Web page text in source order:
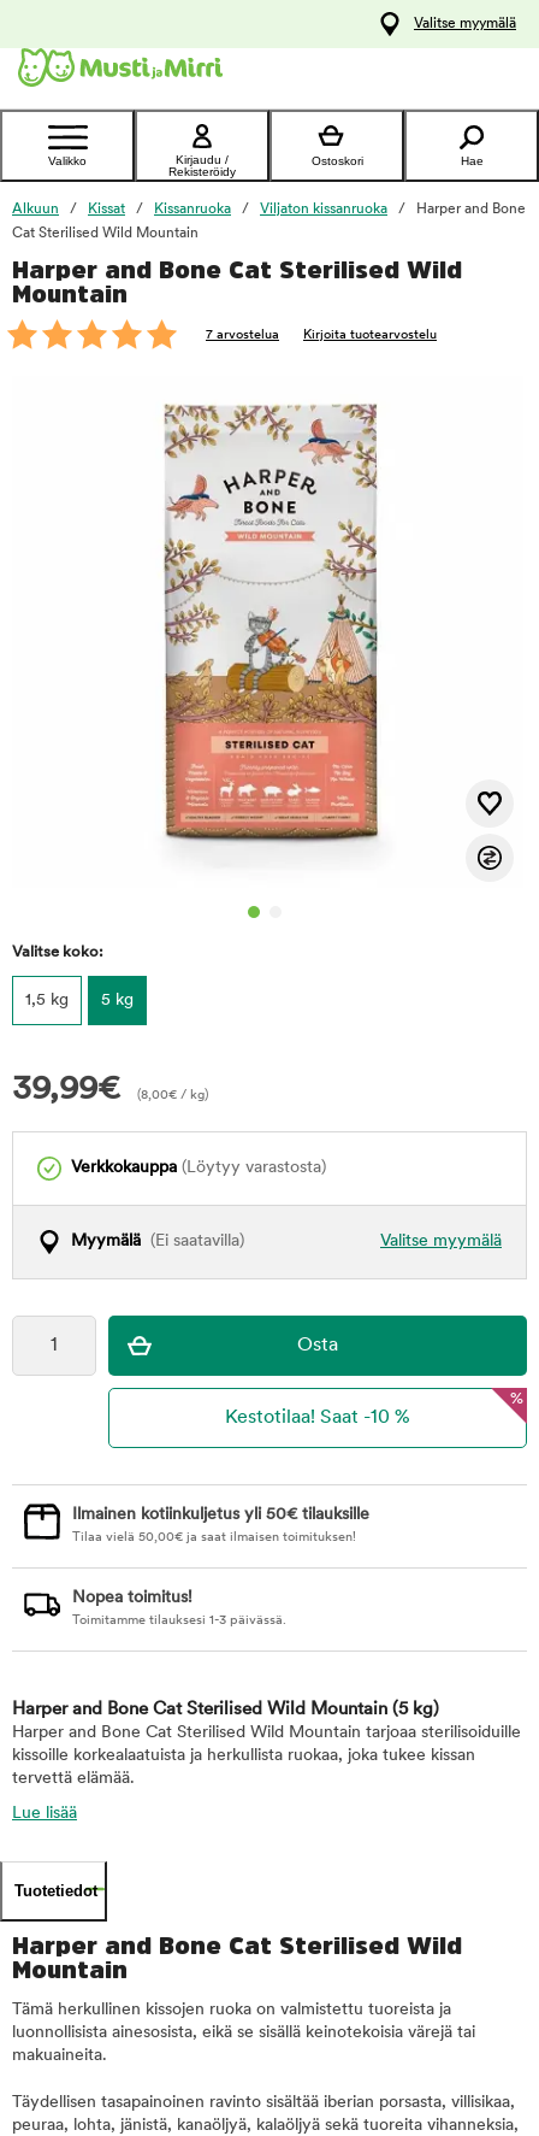
Ota yhteyttä
asiakaspalveluun
Valitse myymälä
Valikko
Kirjaudu /
Rekisteröidy
Ostoskori Hae
Alkuun Kissat Kissanruoka Viljaton kissanruoka
Harper and Bone
Cat Sterilised Wild Mountain
Harper and Bone Cat Sterilised Wild
Mountain
7 arvostelua Kirjoita tuotearvostelu
Valitse koko:
1,5 kg 5 kg
39,99€ (8,00€ / kg)
Verkkokauppa (Löytyy varastosta)
Valitse myymälä
Myymälä (Ei saatavilla)
foo
%
Ilmainen kotiinkuljetus yli 50€ tilauksille
Tilaa vielä 50,00€ ja saat ilmaisen toimituksen!
Nopea toimitus!
Toimitamme tilauksesi 1-3 päivässä.
Harper and Bone Cat Sterilised Wild Mountain (5 kg)
Harper and Bone Cat Sterilised Wild Mountain tarjoaa sterilisoiduille
kissoille korkealaatuista ja herkullista ruokaa, joka tukee kissan
tervettä elämää.
Lue lisää
Tuotetiedot
Harper and Bone Cat Sterilised Wild
Mountain
Tämä herkullinen kissojen ruoka on valmistettu tuoreista ja
luonnollisista ainesosista, eikä se sisällä keinotekoisia värejä tai
makuaineita.
Täydellisen tasapainoinen ravinto sisältää iberian porsasta, villisikaa,
peuraa, lohta, jänistä, kanaöljyä, kalaöljyä sekä tuoreita vihanneksia,